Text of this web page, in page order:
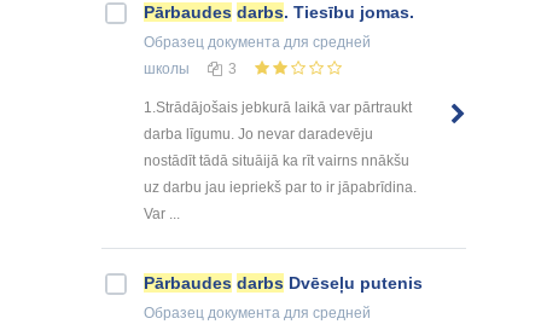
Pārbaudes darbs. Tiesību jomas.
Образец документа для средней
школы
3
1.Strādājošais jebkurā laikā var pārtraukt
darba līgumu. Jo nevar daradevēju
nostādīt tādā situāijā ka rīt vairns nnākšu
uz darbu jau iepriekš par to ir jāpabrīdina.
Var ...
Pārbaudes darbs Dvēseļu putenis
Образец документа для средней